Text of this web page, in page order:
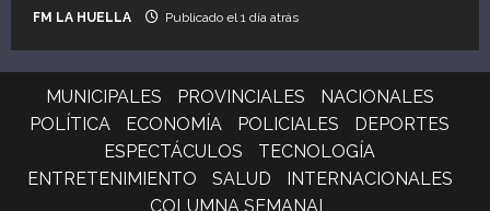
FM LA HUELLA Publicado el 1 día atrás
MUNICIPALES PROVINCIALES
NACIONALES
POLÍTICA
ECONOMÍA POLICIALES
DEPORTES
ESPECTÁCULOS
TECNOLOGÍA
ENTRETENIMIENTO
SALUD
INTERNACIONALES
COLUMNA SEMANAL